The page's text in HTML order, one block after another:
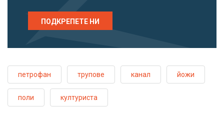
ПОДКРЕПЕТЕ НИ
петрофан трупове канал йожи
поли културиста